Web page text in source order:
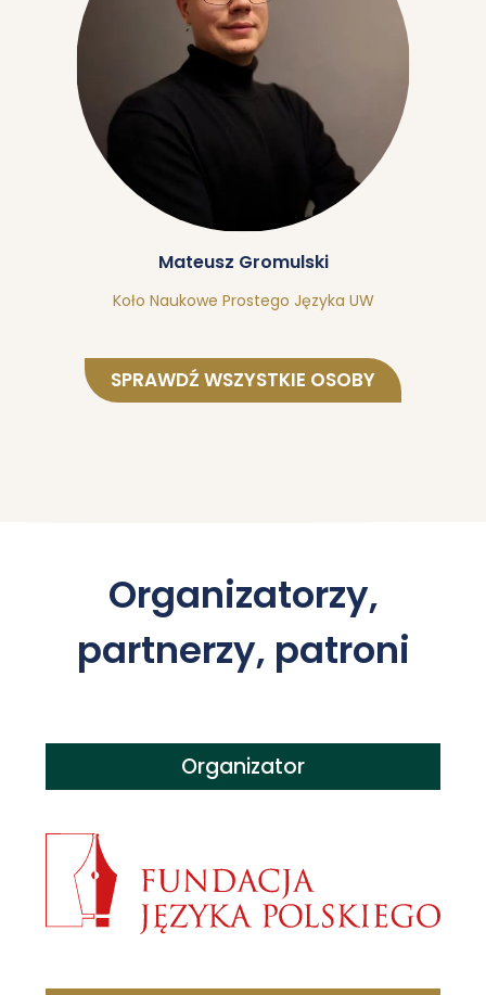
Mateusz Gromulski
Koło Naukowe Prostego Języka UW
SPRAWDŹ WSZYSTKIE OSOBY
Organizatorzy,
partnerzy, patroni
Organizator